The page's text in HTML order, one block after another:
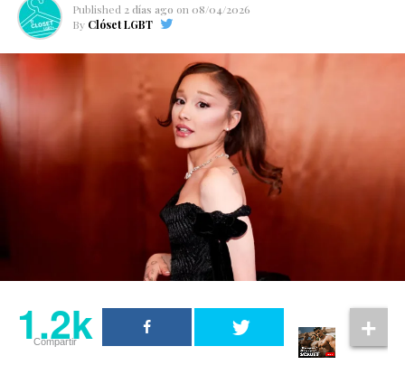
Published 2 días ago on 08/04/2026
By Clóset LGBT
1.2k
Compartir